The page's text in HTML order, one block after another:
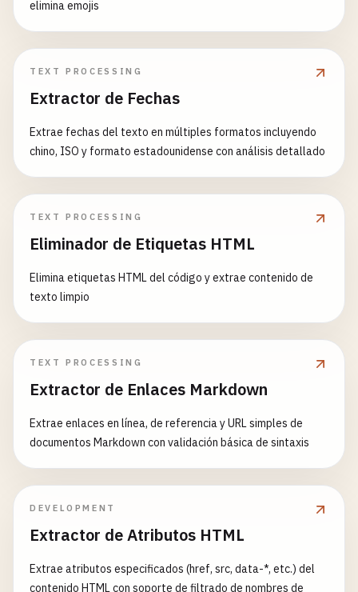
elimina emojis
TEXT PROCESSING
Extractor de Fechas
Extrae fechas del texto en múltiples formatos incluyendo
chino, ISO y formato estadounidense con análisis detallado
TEXT PROCESSING
Eliminador de Etiquetas HTML
Elimina etiquetas HTML del código y extrae contenido de
texto limpio
TEXT PROCESSING
Extractor de Enlaces Markdown
Extrae enlaces en línea, de referencia y URL simples de
documentos Markdown con validación básica de sintaxis
DEVELOPMENT
Extractor de Atributos HTML
Extrae atributos especificados (href, src, data-*, etc.) del
contenido HTML con soporte de filtrado de nombres de